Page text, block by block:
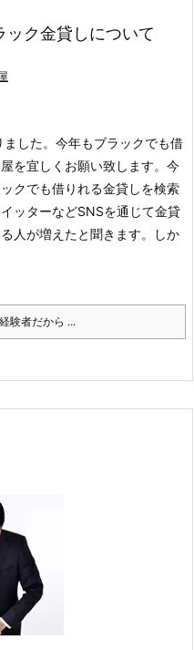
ク金貸しについて
ました。今年もブラックでも借
を宜しくお願い致します。 今
クでも借りれる金貸しを検索
ッターなどSNSを通じて金貸
人が増えたと聞きます。
しか
験者だから ...